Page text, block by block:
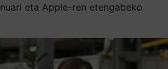
eta Apple-ren etengabeko